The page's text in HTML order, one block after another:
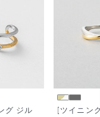
グ ジル
[ツイニン